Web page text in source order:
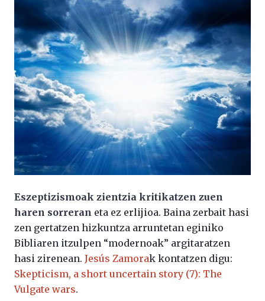
Eszeptizismoak zientzia kritikatzen zuen
haren sorreran eta ez erlijioa. Baina zerbait hasi
zen gertatzen hizkuntza arruntetan eginiko
Bibliaren itzulpen “modernoak” argitaratzen
hasi zirenean. Jesús Zamorak kontatzen digu:
Skepticism, a short uncertain story (7): The
Vulgate wars.